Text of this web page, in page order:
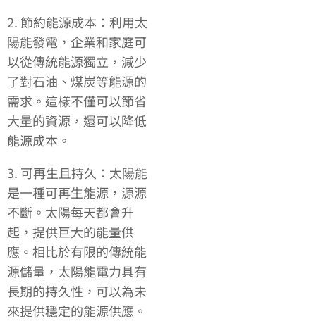
2. 節約能源成本：利用太
陽能發電，企業和家庭可
以從傳統能源獨立，減少
了對石油、煤炭等能源的
需求。這樣不僅可以節省
大量的資源，還可以降低
能源成本。
3. 可再生且持久：太陽能
是一種可再生能源，源源
不斷。太陽每天都會升
起，提供巨大的能量供
應。相比於有限的傳統能
源儲量，太陽能電力具有
長期的持久性，可以為未
來提供穩定的能源供應。